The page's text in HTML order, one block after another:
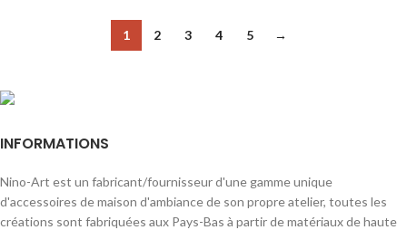
1 2 3 4 5 →
INFORMATIONS
Nino-Art est un fabricant/fournisseur d'une gamme unique
d'accessoires de maison d'ambiance de son propre atelier, toutes les
créations sont fabriquées aux Pays-Bas à partir de matériaux de haute